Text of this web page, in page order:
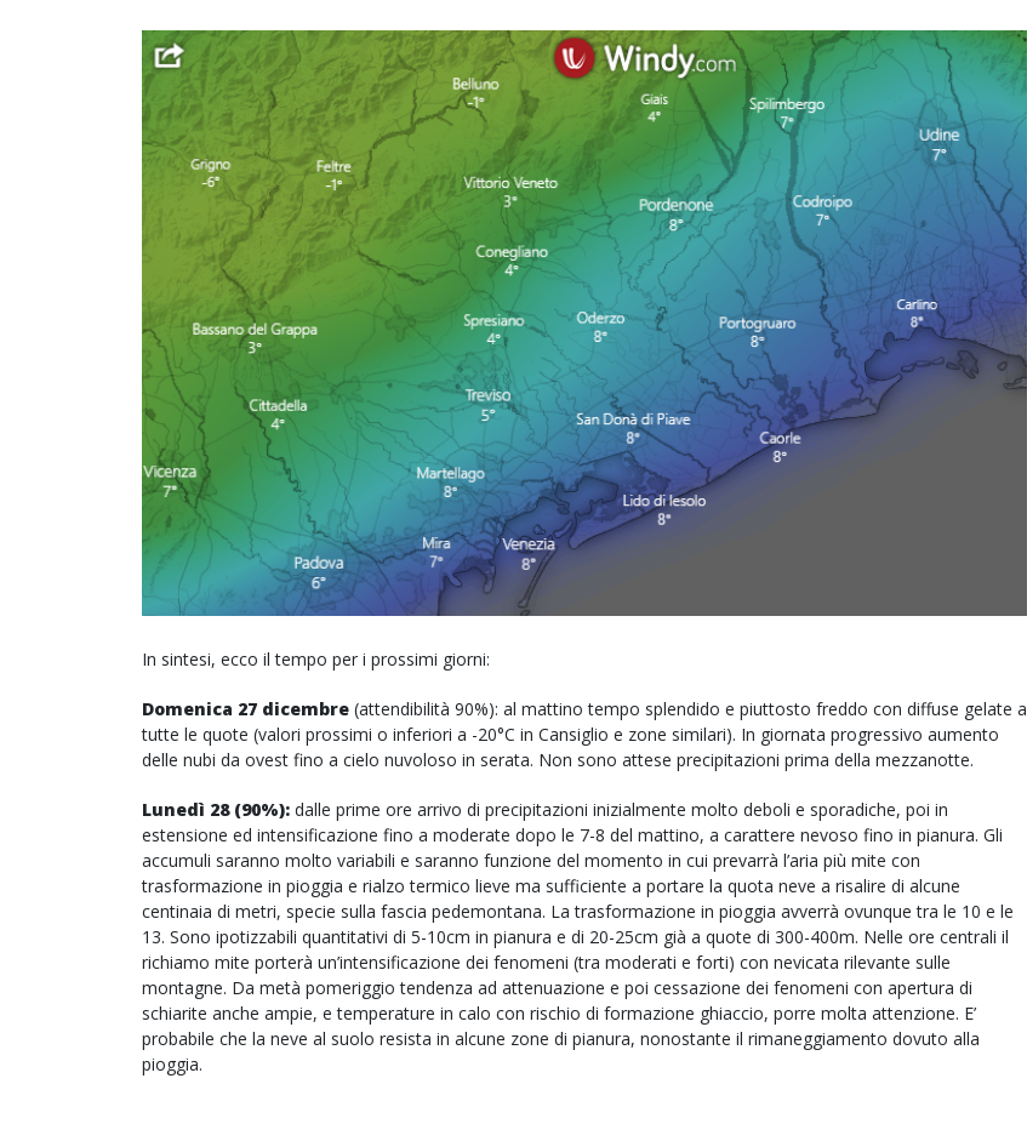
In sintesi, ecco il tempo per i prossimi giorni:
Domenica 27 dicembre (attendibilità 90%): al mattino tempo splendido e piuttosto freddo con diffuse gelate a
tutte le quote (valori prossimi o inferiori a -20°C in Cansiglio e zone similari). In giornata progressivo aumento
delle nubi da ovest fino a cielo nuvoloso in serata. Non sono attese precipitazioni prima della mezzanotte.
Lunedì 28 (90%): dalle prime ore arrivo di precipitazioni inizialmente molto deboli e sporadiche, poi in
estensione ed intensificazione fino a moderate dopo le 7-8 del mattino, a carattere nevoso fino in pianura. Gli
accumuli saranno molto variabili e saranno funzione del momento in cui prevarrà l’aria più mite con
trasformazione in pioggia e rialzo termico lieve ma sufficiente a portare la quota neve a risalire di alcune
centinaia di metri, specie sulla fascia pedemontana. La trasformazione in pioggia avverrà ovunque tra le 10 e le
13. Sono ipotizzabili quantitativi di 5-10cm in pianura e di 20-25cm già a quote di 300-400m. Nelle ore centrali il
richiamo mite porterà un’intensificazione dei fenomeni (tra moderati e forti) con nevicata rilevante sulle
montagne. Da metà pomeriggio tendenza ad attenuazione e poi cessazione dei fenomeni con apertura di
schiarite anche ampie, e temperature in calo con rischio di formazione ghiaccio, porre molta attenzione. E’
probabile che la neve al suolo resista in alcune zone di pianura, nonostante il rimaneggiamento dovuto alla
pioggia.